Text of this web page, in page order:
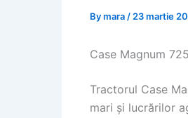
Bymara / 23 martie
Case Magnum
Tractorul Case
mari și lucrărilor